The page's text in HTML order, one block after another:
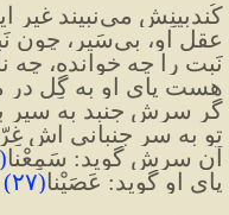
کُندبینِش می‌نبیند غیرِ این
عقلِ او، بی‌سَیر، چون نَبتِ
نَبت را چه خوانده، چه
هست پای او به گِل در
گر سرش جنبد به سیر
تو به سر جنبانی اش
آن سرش گوید: سَمِعْنا(
پای او گوید: عَصَیْنا(۲۷)